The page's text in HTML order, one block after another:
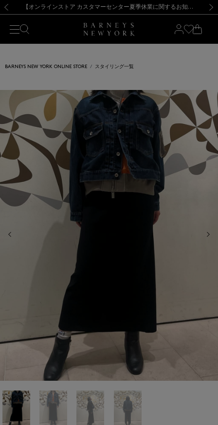
新規登録のお客様も対象！＜MY BARNEYS＞会員のお客様は11,000円（税込）以上のお買上げで常時送料無料！お買い物の際は会員登録を！
【夏季休業に伴う出荷一時停止のお知らせ】(2026.8.7) 【オンラインストア カスタマーセンター夏季休業に関するお知らせ】（2026.8.7）
【夏季休業に伴う返品・交換承り一時停止のお知らせ】（2026.8.5）
熊本県を中心とした地震の影響によるお荷物のお届けについて
【開催中】SUMMER SALEのご案内・ご注意事項 新規登録のお客様も対象！＜MY BARNEYS＞会員のお客様は11,000円（税込）以上のお買上げで常時送料無料！お買い物の際は会員登録を！
【夏季休業に伴う出荷一時停止のお知らせ】(2026.8.7)
BARNEYS NEW YORK ONLINE STORE スタイリング一覧